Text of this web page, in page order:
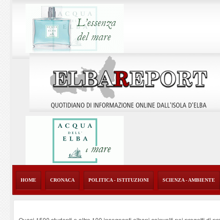
HOME CRONACA POLITICA - ISTITUZIONI SCIENZA - AMBIENTE